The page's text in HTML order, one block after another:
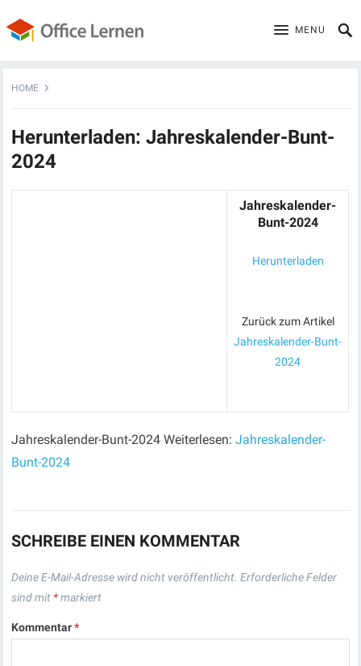
MENU
HOME
Herunterladen: Jahreskalender-Bunt-
2024
Jahreskalender-
Bunt-2024
Herunterladen
Zurück zum Artikel
Jahreskalender-Bunt-
2024
Jahreskalender-Bunt-2024 Weiterlesen:Jahreskalender-
Bunt-2024
SCHREIBE EINEN KOMMENTAR
Deine E-Mail-Adresse wird nicht veröffentlicht. Erforderliche Felder
sind mit *markiert
Kommentar*